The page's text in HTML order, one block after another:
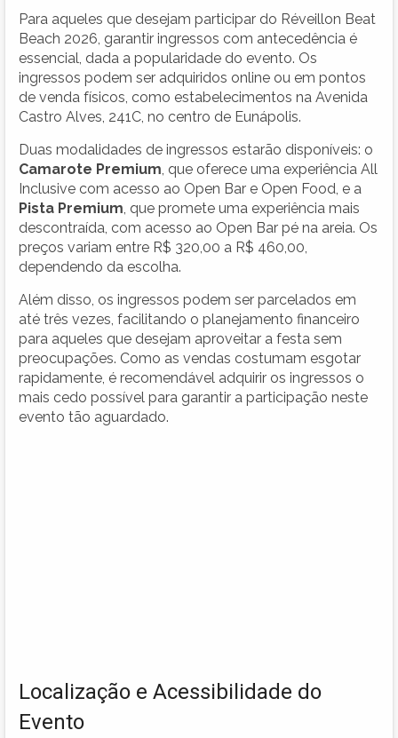
Para aqueles que desejam participar do Réveillon Beat
Beach 2026, garantir ingressos com antecedência é
essencial, dada a popularidade do evento. Os
ingressos podem ser adquiridos online ou em pontos
de venda físicos, como estabelecimentos na Avenida
Castro Alves, 241C, no centro de Eunápolis.
Duas modalidades de ingressos estarão disponíveis: o
Camarote Premium, que oferece uma experiência All
Inclusive com acesso ao Open Bar e Open Food, e a
Pista Premium, que promete uma experiência mais
descontraída, com acesso ao Open Bar pé na areia. Os
preços variam entre R$ 320,00 a R$ 460,00,
dependendo da escolha.
Além disso, os ingressos podem ser parcelados em
até três vezes, facilitando o planejamento financeiro
para aqueles que desejam aproveitar a festa sem
preocupações. Como as vendas costumam esgotar
rapidamente, é recomendável adquirir os ingressos o
mais cedo possível para garantir a participação neste
evento tão aguardado.
Localização e Acessibilidade do
Evento